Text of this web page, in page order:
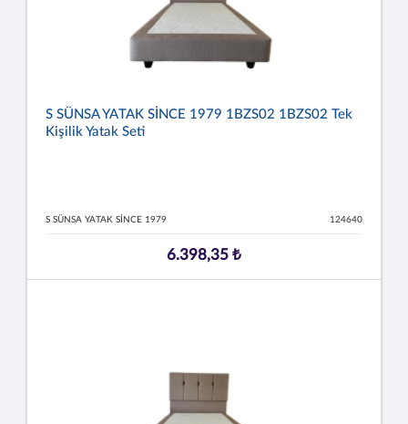
S SÜNSA YATAK SİNCE 1979 1BZS02 1BZS02 Tek
Kişilik Yatak Seti
S SÜNSA YATAK SİNCE 1979 124640
6.398,35 ₺